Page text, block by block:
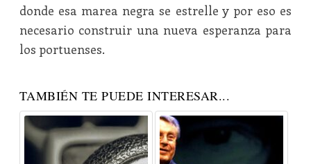
donde esa marea negra se estrelle y por eso es
necesario construir una nueva esperanza para
los portuenses.
TAMBIÉN TE PUEDE INTERESAR...